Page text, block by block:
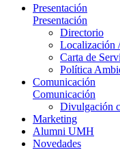
Presentación
Presentación
Directorio
Localización
Carta de
Política
Comunicación
Comunicación
Divulgación
Marketing
Alumni UMH
Novedades